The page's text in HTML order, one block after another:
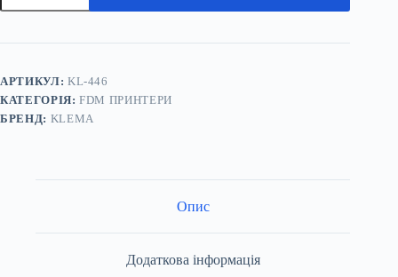
АРТИКУЛ: KL-446
КАТЕГОРІЯ:FDM ПРИНТЕРИ
БРЕНД: KLEMA
Опис
Додаткова інформація